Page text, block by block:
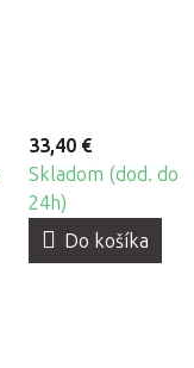
33,40 €
Skladom (dod. do
24h)
Do košíka